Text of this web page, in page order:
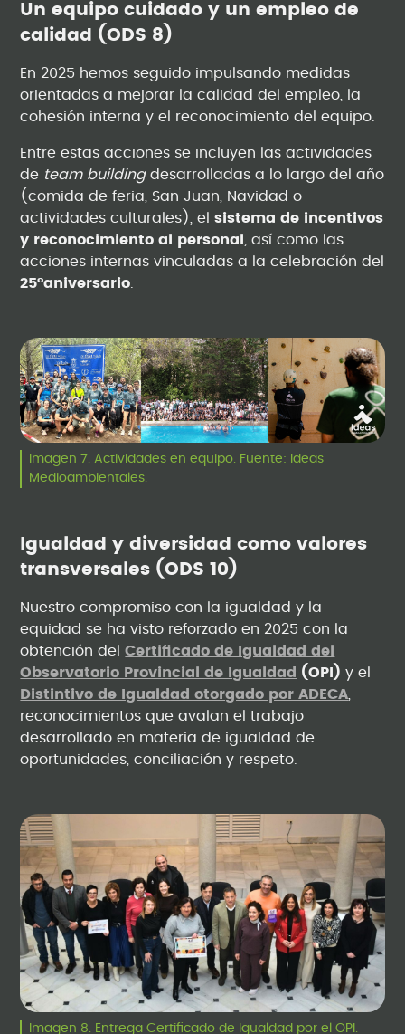
Un equipo cuidado y un empleo de
calidad (ODS 8)
En 2025 hemos seguido impulsando medidas
orientadas a mejorar la calidad del empleo, la
cohesión interna y el reconocimiento del equipo.
Entre estas acciones se incluyen las actividades
de team buildingdesarrolladas a lo largo del año
(comida de feria, San Juan, Navidad o
actividades culturales), elsistema de incentivos
y reconocimiento al personal
, así como las
acciones internas vinculadas a la celebración del
25ºaniversario
Imagen 7. Actividades en equipo. Fuente: Ideas
Medioambientales.
Igualdad y diversidad como valores
transversales (ODS 10)
Nuestro compromiso con la igualdad y la
equidad se ha visto reforzado en 2025 con la
obtención delCertificado de Igualdad del
Observatorio Provincial de Igualdad (OPI) y el
Distintivo de Igualdad otorgado por ADECA,
reconocimientos que avalan el trabajo
desarrollado en materia de igualdad de
oportunidades, conciliación y respeto.
Imagen 8. Entrega Certificado de Igualdad por el OPI.